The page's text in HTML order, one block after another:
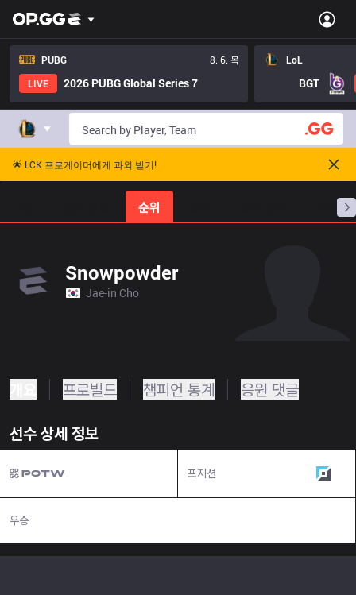
PUBG
8. 6. 목
LIVE
2026 PUBG Global Series 7
LoL
BGT
🌟 LCK 프로게이머에게 과외 받기!
순위 프로빌
Snowpowder
Jae-in Cho
프로빌드 챔피언 통계 응원 댓글
선수 상세 정보
포지션
우승